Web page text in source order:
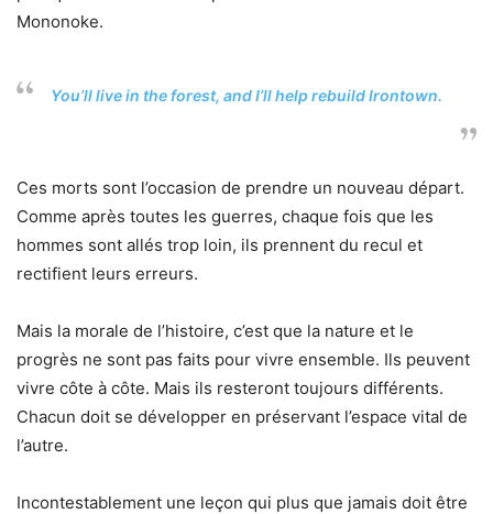
Mononoke.
You’ll live in the forest, and I’ll help rebuild Irontown.
Ces morts sont l’occasion de prendre un nouveau départ.
Comme après toutes les guerres, chaque fois que les
hommes sont allés trop loin, ils prennent du recul et
rectifient leurs erreurs.
Mais la morale de l’histoire, c’est que la nature et le
progrès ne sont pas faits pour vivre ensemble. Ils peuvent
vivre côte à côte. Mais ils resteront toujours différents.
Chacun doit se développer en préservant l’espace vital de
l’autre.
Incontestablement une leçon qui plus que jamais doit être